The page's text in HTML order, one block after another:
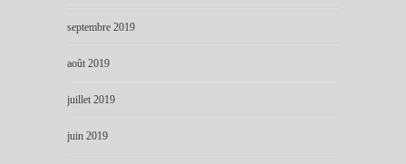
septembre 2019
août 2019
juillet 2019
juin 2019